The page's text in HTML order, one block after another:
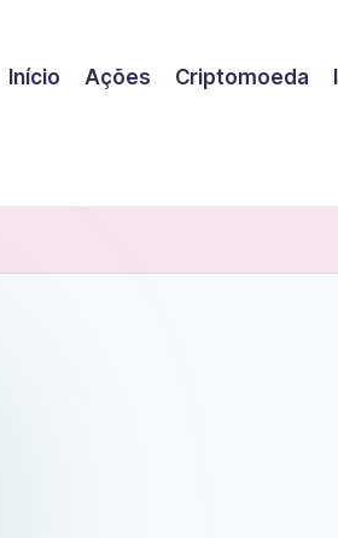
Início Ações Criptomoeda